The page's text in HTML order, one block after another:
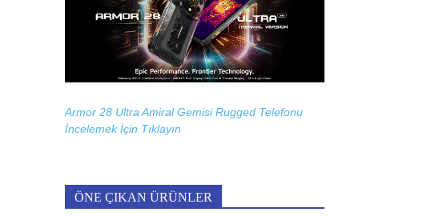
Armor 28 Ultra Amiral Gemisi Rugged Telefonu
İncelemek İçin Tıklayın
ÖNE ÇIKAN ÜRÜNLER